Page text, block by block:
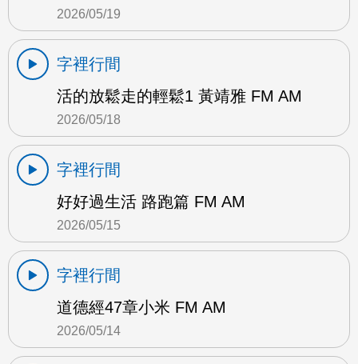
2026/05/19
字裡行間
活的放鬆走的輕鬆1 黃靖雅 FM AM
2026/05/18
字裡行間
好好過生活 路跑篇 FM AM
2026/05/15
字裡行間
道德經47章小米 FM AM
2026/05/14